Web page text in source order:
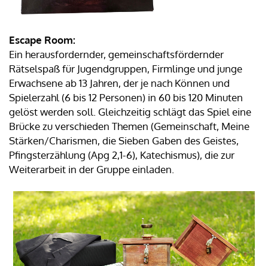
Escape Room:
Ein herausfordernder, gemeinschaftsfördernder
Rätselspaß für Jugendgruppen, Firmlinge und junge
Erwachsene ab 13 Jahren, der je nach Können und
Spielerzahl (6 bis 12 Personen) in 60 bis 120 Minuten
gelöst werden soll. Gleichzeitig schlägt das Spiel eine
Brücke zu verschieden Themen (Gemeinschaft, Meine
Stärken/Charismen, die Sieben Gaben des Geistes,
Pfingsterzählung (Apg 2,1-6), Katechismus), die zur
Weiterarbeit in der Gruppe einladen.